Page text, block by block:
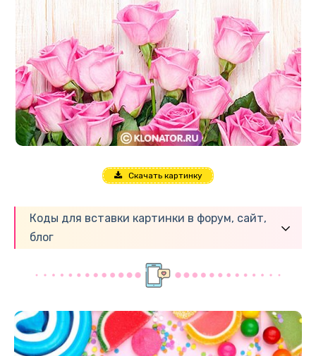
Скачать картинку
Коды для вставки картинки в форум, сайт,
блог